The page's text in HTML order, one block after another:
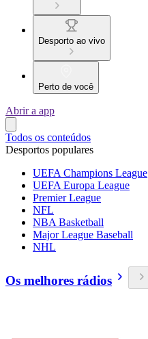
Desporto ao vivo
Perto de você
Abrir a app
Todos os conteúdos
Desportos populares
UEFA Champions League
UEFA Europa League
Premier League
NFL
NBA Basketball
Major League Baseball
NHL
Os melhores rádios